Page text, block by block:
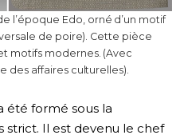
l’époque Edo, orné d’un motif
de poire). Cette pièce
motifs modernes. (Avec
des affaires culturelles).
été formé sous la
strict. Il est devenu le chef